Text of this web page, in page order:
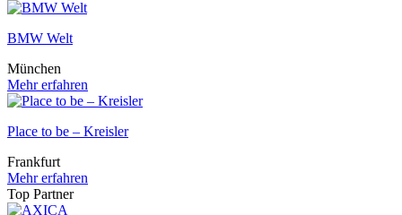
BMW Welt
München
Mehr erfahren
Place to be – Kreisler
Frankfurt
Mehr erfahren
Top Partner